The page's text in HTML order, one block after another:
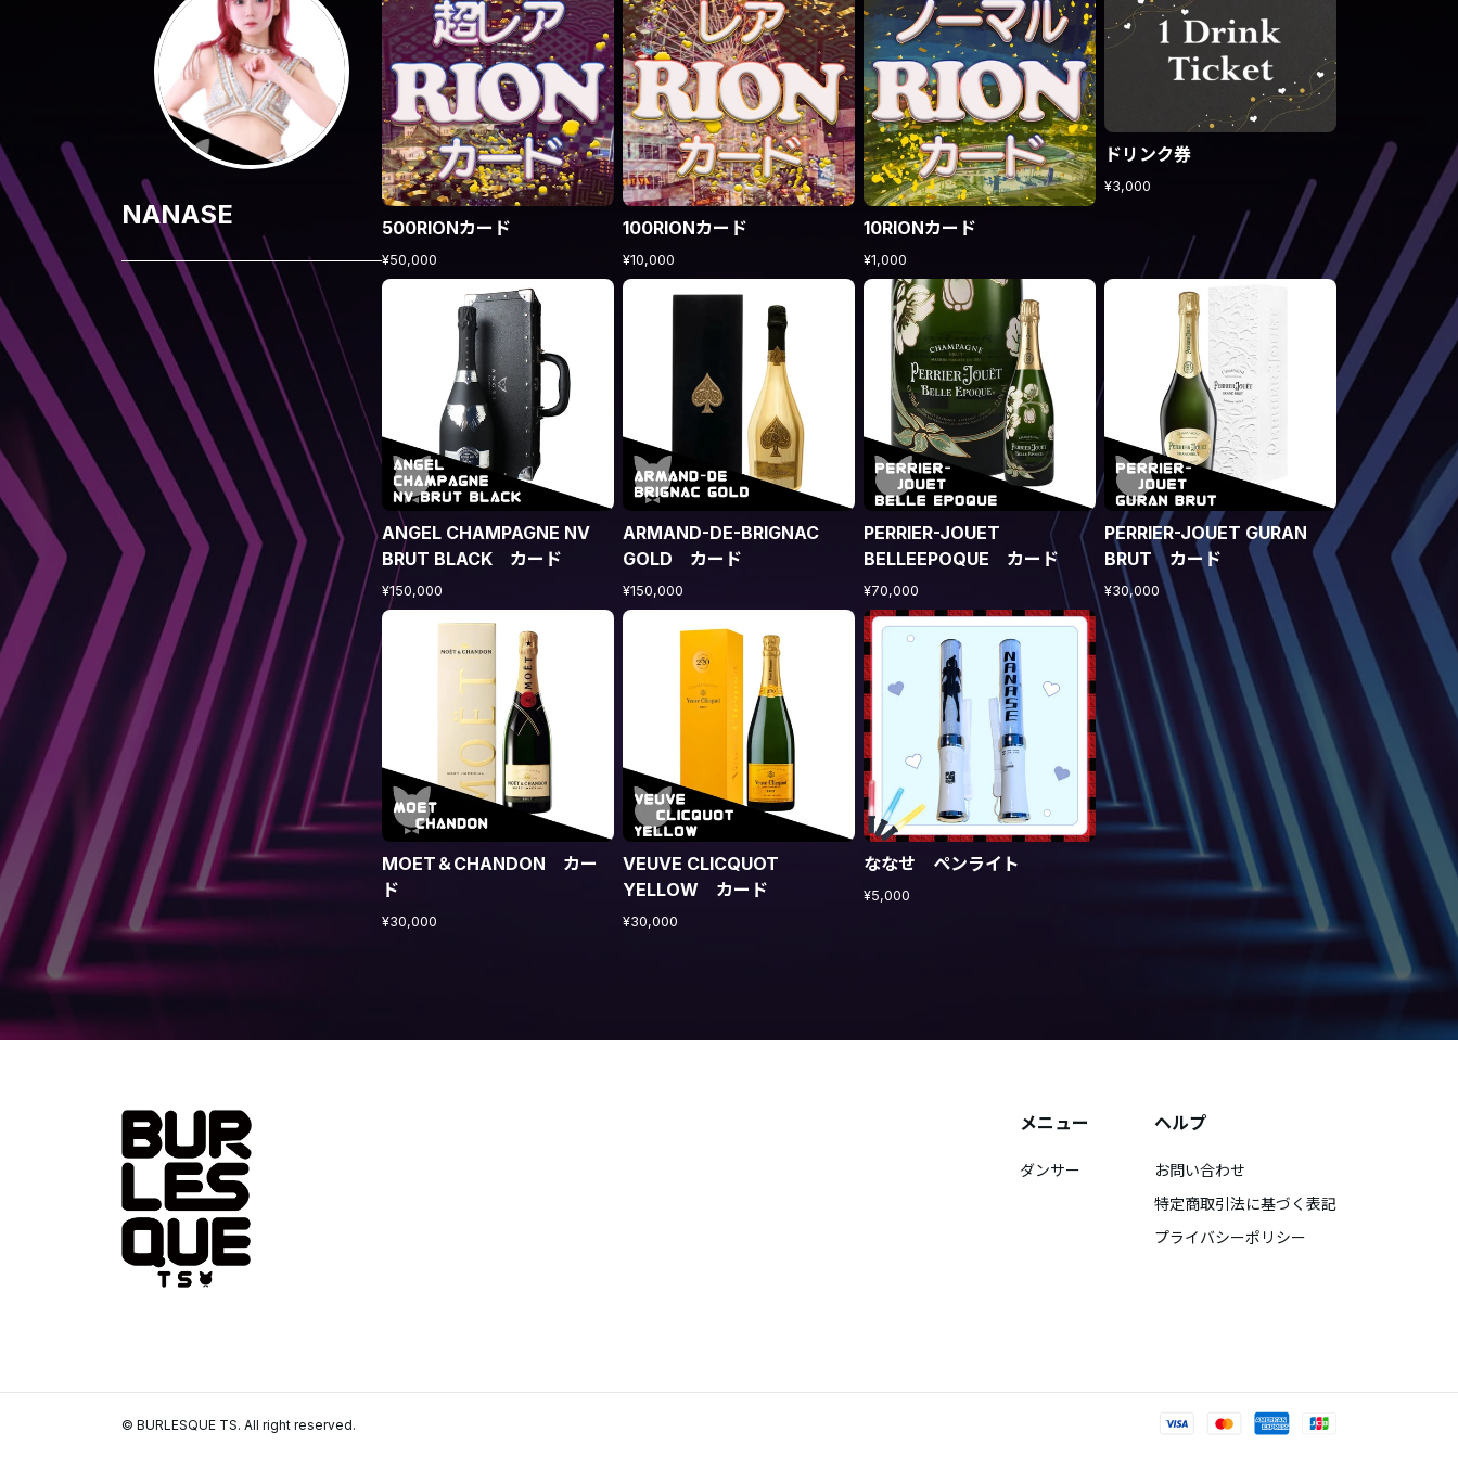
NANASE 500RIONカード
¥50,000
100RIONカード
¥10,000
10RIONカード
¥1,000
ドリンク券
¥3,000
ANGEL CHAMPAGNE NV
BRUT BLACK カード
¥150,000
ARMAND-DE-BRIGNAC
GOLD カード
¥150,000
PERRIER-JOUET
BELLEEPOQUE カード
¥70,000
PERRIER-JOUET GURAN
BRUT カード
¥30,000
MOET＆CHANDON カー
ド
¥30,000
VEUVE CLICQUOT
YELLOW カード
¥30,000
ななせ ペンライト
¥5,000
メニュー
ダンサー
ヘルプ
お問い合わせ
特定商取引法に基づく表記
プライバシーポリシー
© BURLESQUE TS. All right reserved.